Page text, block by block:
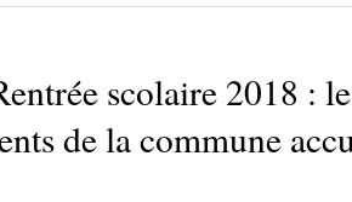
scolaire 2018 :
de la commune